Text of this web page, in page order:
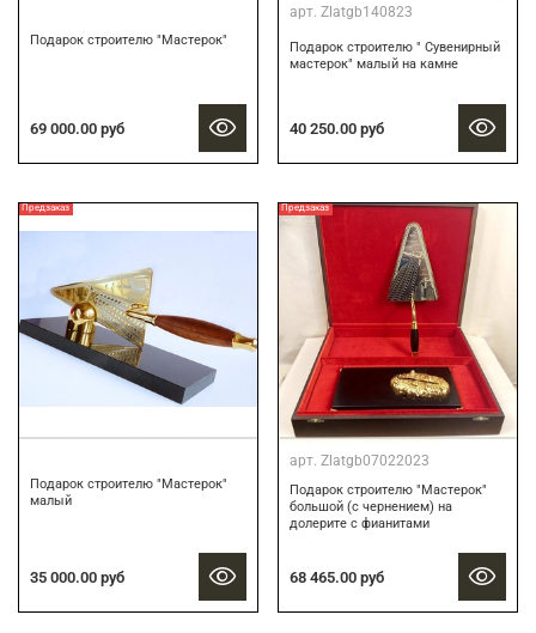
Подарок строителю "Мастерок"
69 000.00 руб
арт. Zlatgb140823
Подарок строителю " Сувенирный
мастерок" малый на камне
40 250.00 руб
Предзаказ
Подарок строителю "Мастерок"
малый
35 000.00 руб
Предзаказ
арт. Zlatgb07022023
Подарок строителю "Мастерок"
большой (с чернением) на
долерите с фианитами
68 465.00 руб